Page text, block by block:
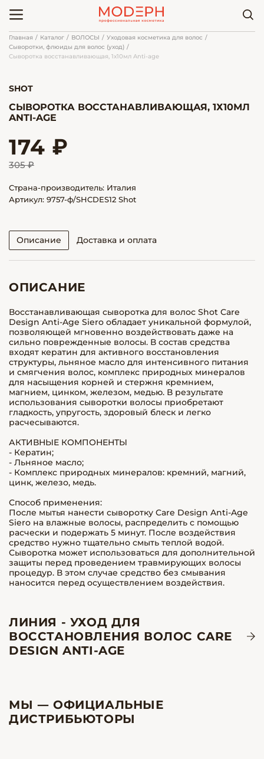
Главная Каталог ВОЛОСЫ
Уходовая косметика для волос
Сыворотки, флюиды для волос (уход)
Сыворотка восстанавливающая, 1х10мл Anti-age
SHOT
СЫВОРОТКА ВОССТАНАВЛИВАЮЩАЯ, 1Х10МЛ
ANTI-AGE
174 ₽
305 ₽
Страна-производитель: Италия
Артикул: 9757-ф/SHCDES12 Shot
Описание Доставка и оплата
ОПИСАНИЕ
Восстанавливающая сыворотка для волос Shot Care
Design Anti-Age Siero обладает уникальной формулой,
позволяющей мгновенно воздействовать даже на
сильно поврежденные волосы. В состав средства
входят кератин для активного восстановления
структуры, льняное масло для интенсивного питания
и смягчения волос, комплекс природных минералов
для насыщения корней и стержня кремнием,
магнием, цинком, железом, медью. В результате
использования сыворотки волосы приобретают
гладкость, упругость, здоровый блеск и легко
расчесываются.
АКТИВНЫЕ КОМПОНЕНТЫ
- Кератин;
- Льняное масло;
- Комплекс природных минералов: кремний, магний,
цинк, железо, медь.
Способ применения:
После мытья нанести сыворотку Care Design Anti-Age
Siero на влажные волосы, распределить с помощью
расчески и подержать 5 минут. После воздействия
средство нужно тщательно смыть теплой водой.
Сыворотка может использоваться для дополнительной
защиты перед проведением травмирующих волосы
процедур. В этом случае средство без смывания
наносится перед осуществлением воздействия.
ЛИНИЯ - УХОД ДЛЯ
ВОССТАНОВЛЕНИЯ ВОЛОС CARE
DESIGN ANTI-AGE
МЫ — ОФИЦИАЛЬНЫЕ
ДИСТРИБЬЮТОРЫ